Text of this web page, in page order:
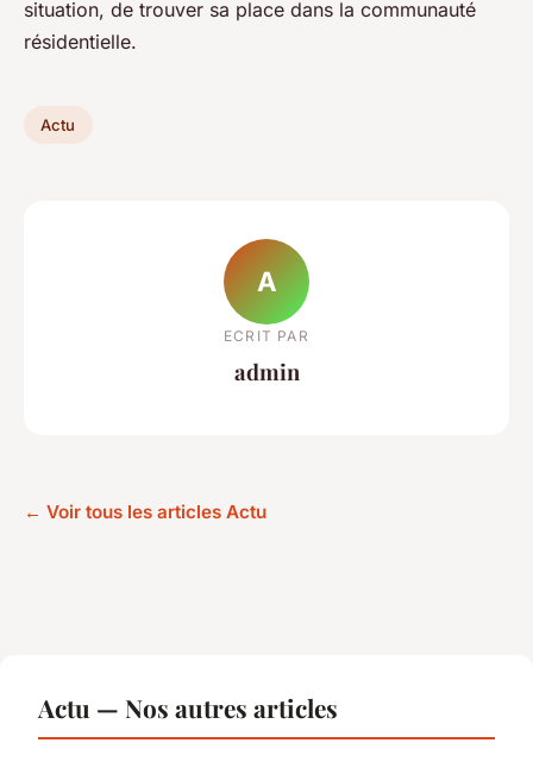
situation, de trouver sa place dans la communauté
résidentielle.
Actu
A
ECRIT PAR
admin
← Voir tous les articles Actu
Actu — Nos autres articles